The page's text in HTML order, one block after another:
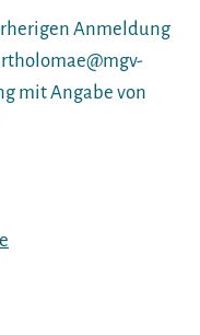
Anmeldung
mit Angabe von